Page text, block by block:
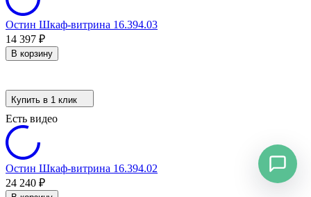
Остин Шкаф-витрина 16.394.03
14 397 ₽
В корзину
Купить в 1 клик
Есть видео
Остин Шкаф-витрина 16.394.02
24 240 ₽